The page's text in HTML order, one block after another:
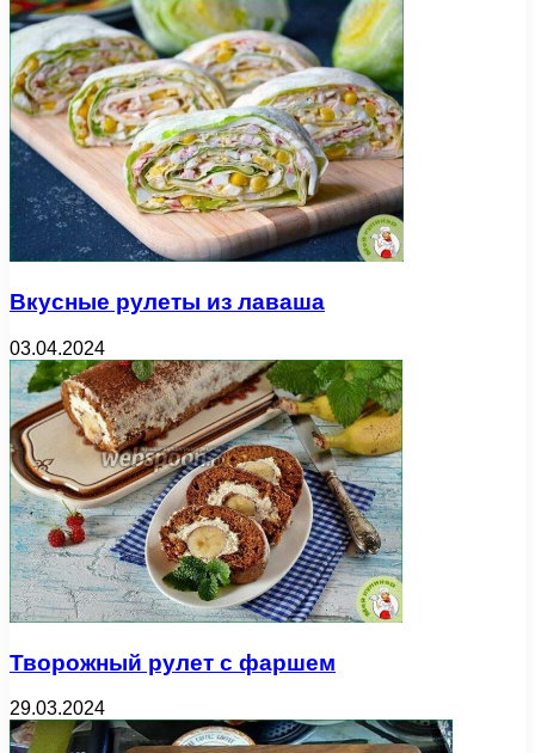
Вкусные рулеты из лаваша
03.04.2024
Творожный рулет с фаршем
29.03.2024